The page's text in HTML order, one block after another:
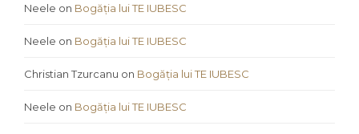
Neele on Bogăția lui TE IUBESC
Neele on Bogăția lui TE IUBESC
Christian Tzurcanu on Bogăția lui TE IUBESC
Neele on Bogăția lui TE IUBESC